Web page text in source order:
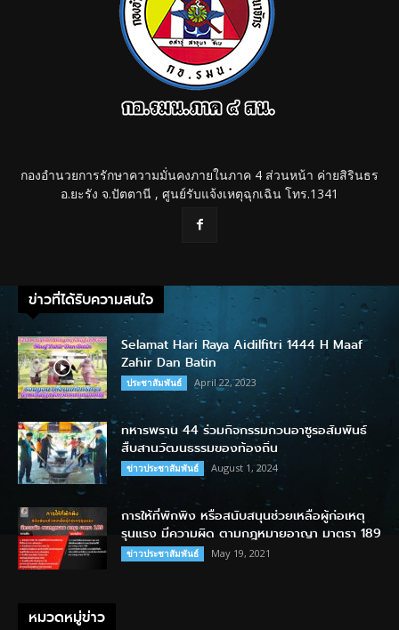
กองอำนวยการรักษาความมั่นคงภายในภาค 4 ส่วนหน้า ค่ายสิรินธร
อ.ยะรัง จ.ปัตตานี , ศูนย์รับแจ้งเหตุฉุกเฉิน โทร.1341
ข่าวที่ได้รับความสนใจ
Selamat Hari Raya Aidilfitri 1444 H Maaf
Zahir Dan Batin
ประชาสัมพันธ์ April 22, 2023
ทหารพราน 44 ร่วมกิจกรรมกวนอาซูรอสัมพันธ์
สืบสานวัฒนธรรมของท้องถิ่น
ข่าวประชาสัมพันธ์ August 1, 2024
การให้ที่พักพิง หรือสนับสนุนช่วยเหลือผู้ก่อเหตุ
รุนแรง มีความผิด ตามกฎหมายอาญา มาตรา 189
ข่าวประชาสัมพันธ์ May 19, 2021
หมวดหมู่ข่าว